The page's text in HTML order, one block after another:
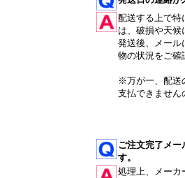
配送する上で特
は、破損や天候
発送後、メール
物の状況をご確
※万が一、配送
支払できません
ご注文完了メ
す。
処理上、メーカ